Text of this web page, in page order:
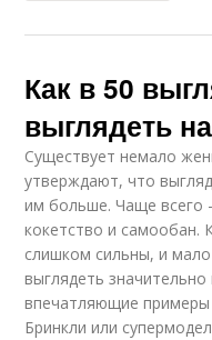
Как в 50
выглядеть
Существует немало
утверждают, что
им больше. Чаще всего
кокетство и самообан.
слишком сильны, и
выглядеть
впечатляющие примеры
Бринкли или